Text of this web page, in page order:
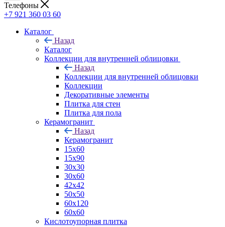
Телефоны
+7 921 360 03 60
Каталог
Назад
Каталог
Коллекции для внутренней облицовки
Назад
Коллекции для внутренней облицовки
Коллекции
Декоративные элементы
Плитка для стен
Плитка для пола
Керамогранит
Назад
Керамогранит
15х60
15x90
30х30
30х60
42х42
50х50
60х120
60х60
Кислотоупорная плитка